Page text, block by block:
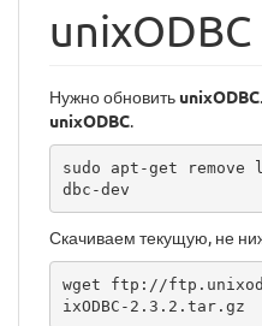
unixODBC
Нужно обновить unixODBC
unixODBC.
sudo apt-get remove
dbc-dev
Скачиваем текущую, не
wget ftp://
ixODBC-2.3.2.tar.gz